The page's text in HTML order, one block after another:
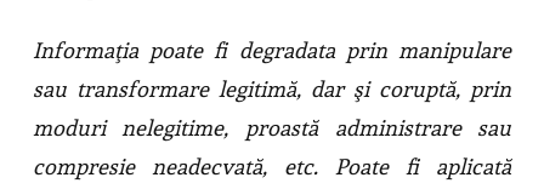
Informaţia poate fi degradata prin manipulare
sau transformare legitimă, dar şi coruptă, prin
moduri nelegitime, proastă administrare sau
compresie neadecvată, etc. Poate fi aplicată